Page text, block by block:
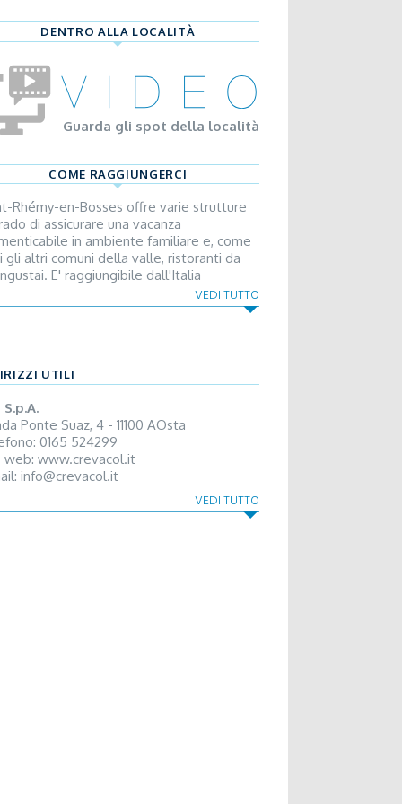
DENTRO ALLA LOCALITÀ
Guarda gli spot della località
COME RAGGIUNGERCI
Rhémy-en-Bosses offre varie strutture
di assicurare una vacanza
in ambiente familiare e, come
altri comuni della valle, ristoranti da
E' raggiungibile dall'Italia
l'autostrada A5 Torino-Aosta,
Aosta Est. Proseguire sul raccordo
Bernardo, proseguire sulla s.s.27 sino a
VEDI TUTTO
UTILI
Ponte Suaz, 4 - 11100 AOsta
0165 524299
web: www.crevacol.it
info@crevacol.it
Flassin - 11010 Saint-Oyen
VEDI TUTTO